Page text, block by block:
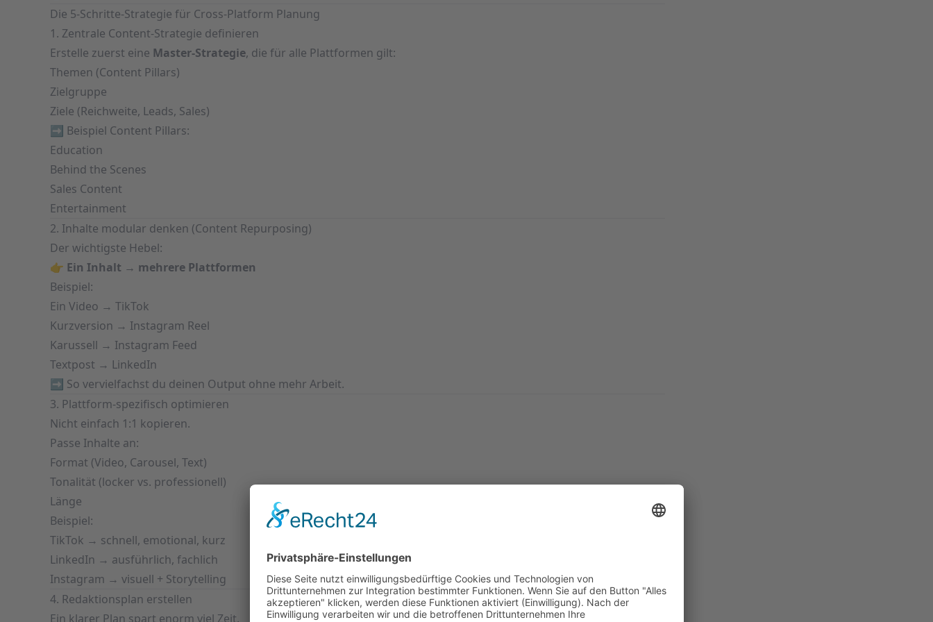
Die 5-Schritte-Strategie für Cross-Platform Planung
1. Zentrale Content-Strategie definieren
Erstelle zuerst eine Master-Strategie, die für alle Plattformen gilt:
Themen (Content Pillars)
Zielgruppe
Ziele (Reichweite, Leads, Sales)
➡️ Beispiel Content Pillars:
Education
Behind the Scenes
Sales Content
Entertainment
2. Inhalte modular denken (Content Repurposing)
Der wichtigste Hebel:
👉 Ein Inhalt → mehrere Plattformen
Beispiel:
Ein Video → TikTok
Kurzversion → Instagram Reel
Karussell → Instagram Feed
Textpost → LinkedIn
➡️ So vervielfachst du deinen Output ohne mehr Arbeit.
3. Plattform-spezifisch optimieren
Nicht einfach 1:1 kopieren.
Passe Inhalte an:
Format (Video, Carousel, Text)
Tonalität (locker vs. professionell)
Länge
Beispiel:
TikTok → schnell, emotional, kurz
LinkedIn → ausführlich, fachlich
Instagram → visuell + Storytelling
4. Redaktionsplan erstellen
Ein klarer Plan spart enorm viel Zeit.